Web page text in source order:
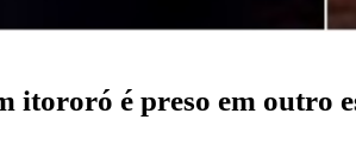
itororó é preso em outro